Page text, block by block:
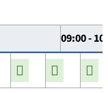
09:00 -